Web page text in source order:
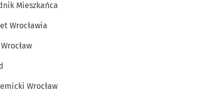
Mieszkańca
Wrocławia
Wrocław